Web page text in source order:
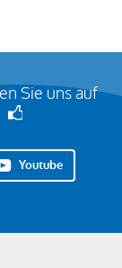
Sie uns auf
Youtube